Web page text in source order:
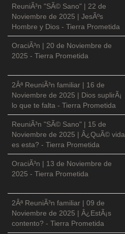
ReuniÃ³n "SÃ© Sano" | 22 de
Noviembre de 2025 | JesÃºs
Hombre y Dios - Tierra Prometida
OraciÃ³n | 20 de Noviembre de
2025 - Tierra Prometida
2Âª ReuniÃ³n familiar | 16 de
Noviembre de 2025 | Dios suplirÃ¡
lo que te falta - Tierra Prometida
ReuniÃ³n "SÃ© Sano" | 15 de
Noviembre de 2025 | Â¿QuÃ© vida
es esta? - Tierra Prometida
OraciÃ³n | 13 de Noviembre de
2025 - Tierra Prometida
2Âª ReuniÃ³n familiar | 09 de
Noviembre de 2025 | Â¿EstÃ¡s
contento? - Tierra Prometida